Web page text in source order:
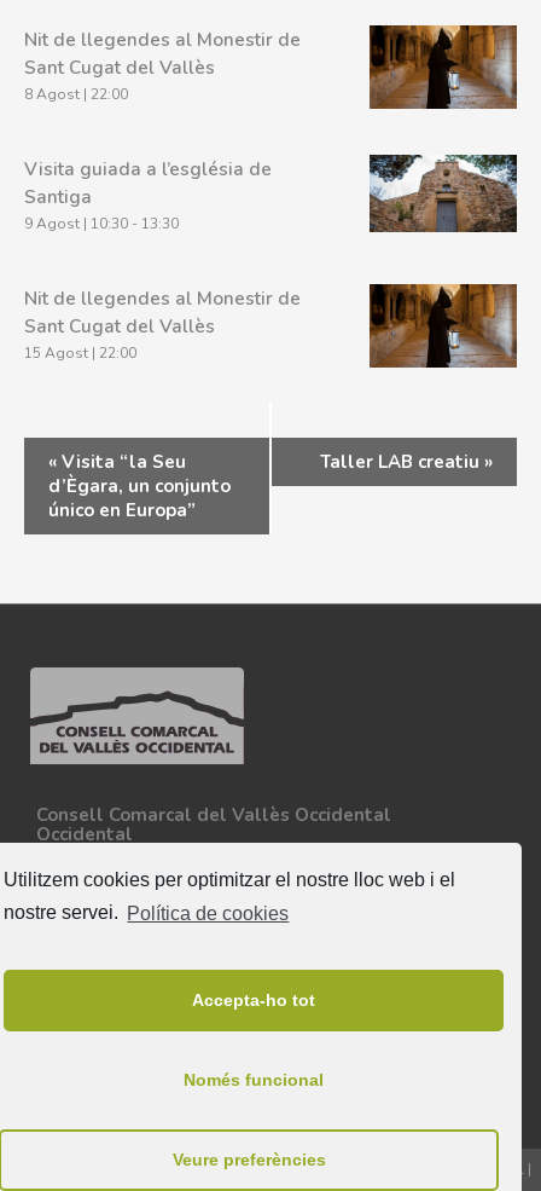
Utilitzem cookies per optimitzar el nostre lloc web i el
nostre servei. Política de cookies
Accepta-ho tot
Només funcional
Veure preferències
Nit de llegendes al Monestir de
Sant Cugat del Vallès
8 Agost | 22:00
Visita guiada a l’església de
Santiga
9 Agost | 10:30 - 13:30
Nit de llegendes al Monestir de
Sant Cugat del Vallès
15 Agost | 22:00
« Visita “la Seu
d’Ègara, un conjunto
único en Europa”
Taller LAB creatiu »
Consell Comarcal del Vallès Occidental
Occidental
08227 - Terrassa
Tel. 93 727 35 34
© 2026 & Tots els drets reservats a Consell Comarcal del Vallès Occidental |